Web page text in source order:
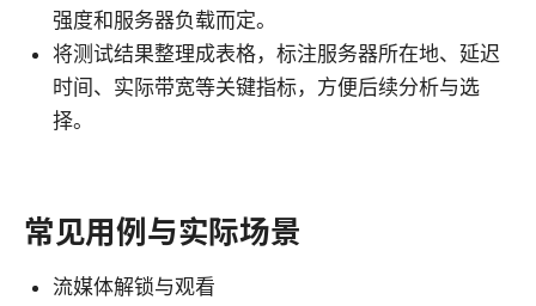
强度和服务器负载而定。
将测试结果整理成表格，标注服务器所在地、延迟
时间、实际带宽等关键指标，方便后续分析与选
择。
常见用例与实际场景
流媒体解锁与观看